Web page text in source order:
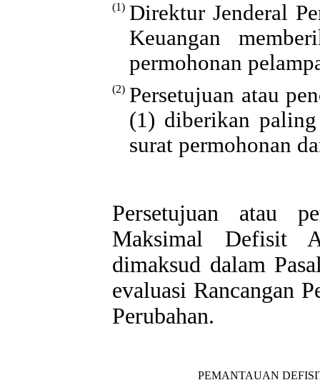
(1) Direktur Jenderal
Keuangan
permohonan
(2) Persetujuan atau
(1) diberikan
surat permohonan
Persetujuan atau
Maksimal Defisit
dimaksud dalam
evaluasi Rancangan
Perubahan.
PEMANTAUAN